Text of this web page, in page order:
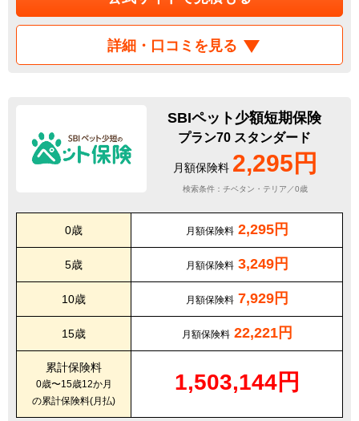
詳細・口コミを見る
SBIペット少額短期保険
プラン70 スタンダード
月額保険料 2,295円
検索条件：チベタン・テリア／0歳
0歳 月額保険料 2,295円
5歳 月額保険料 3,249円
10歳 月額保険料 7,929円
15歳 月額保険料 22,221円
累計保険料
0歳〜15歳12か月
の累計保険料(月払)
1,503,144円